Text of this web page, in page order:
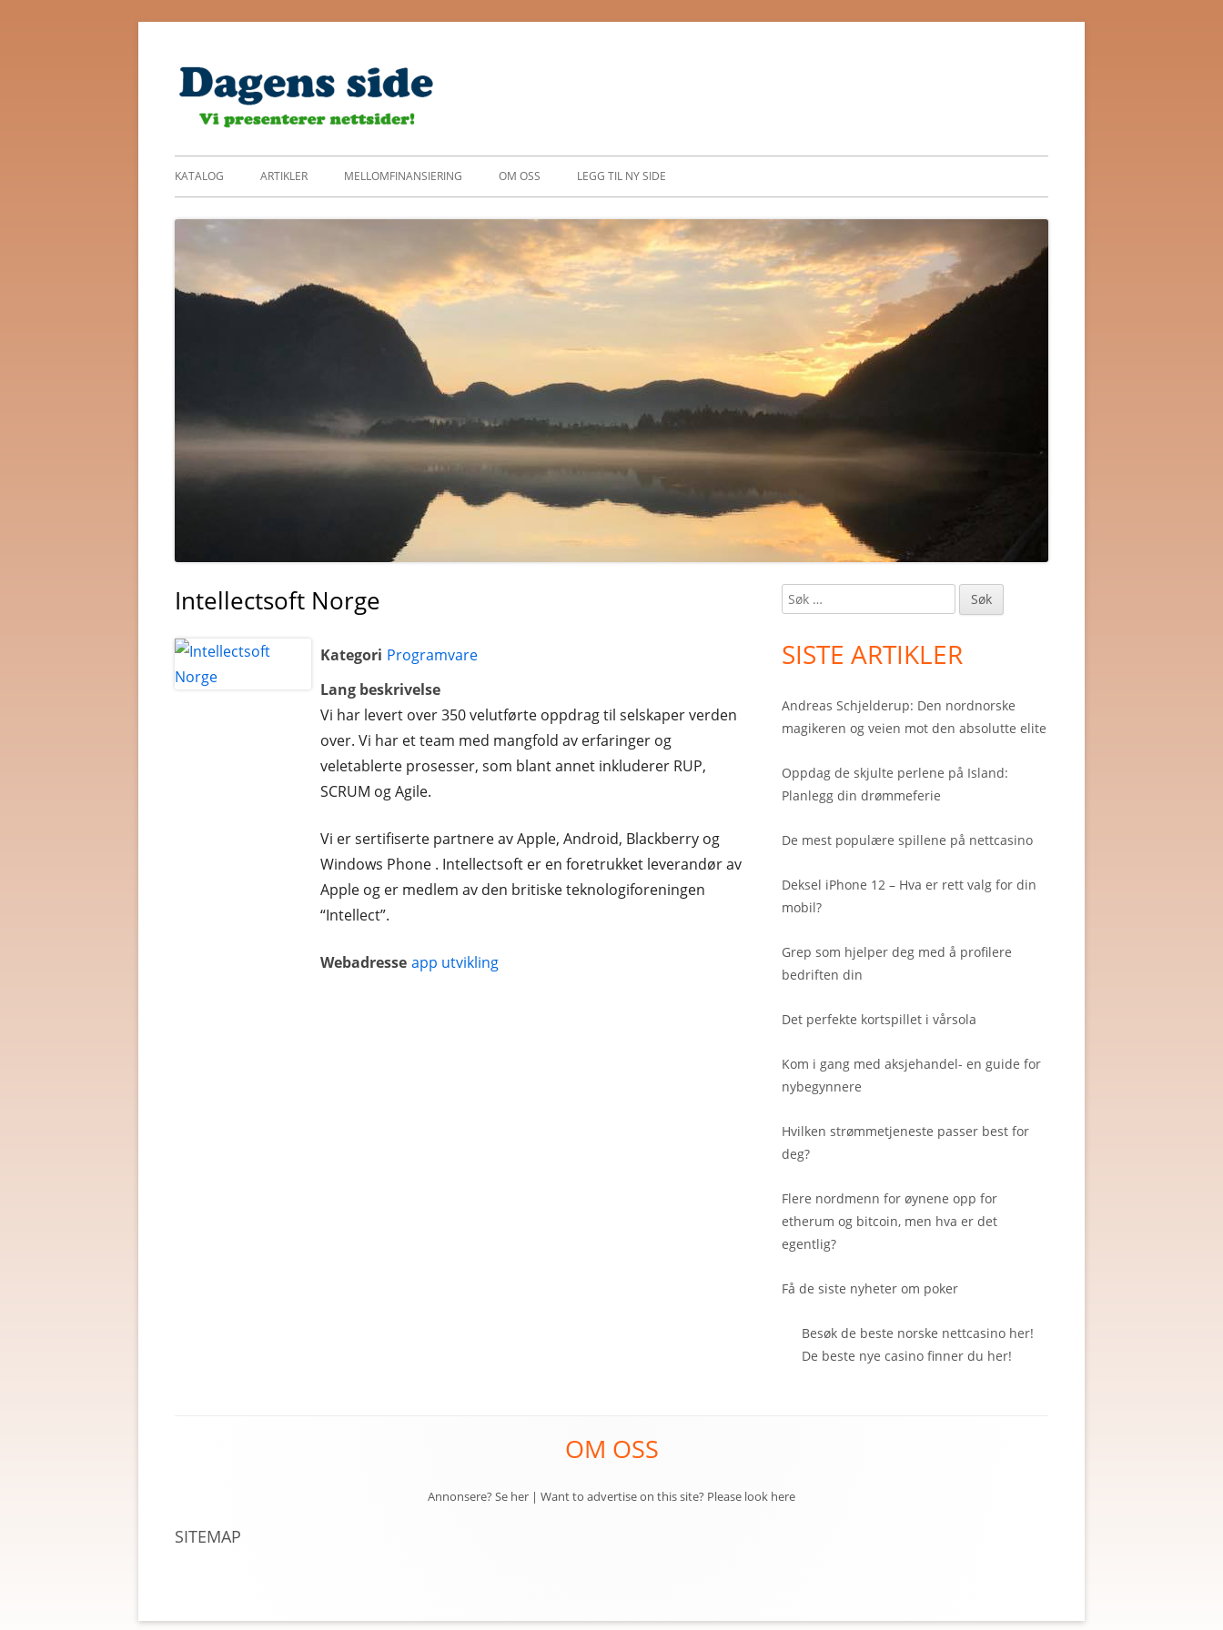
Primary
Menu
KATALOG ARTIKLER MELLOMFINANSIERING OM OSS LEGG TIL NY SIDE
Intellectsoft Norge
Kategori Programvare
Lang beskrivelse
Vi har levert over 350 velutførte oppdrag til selskaper verden
over. Vi har et team med mangfold av erfaringer og
veletablerte prosesser, som blant annet inkluderer RUP,
SCRUM og Agile.
Vi er sertifiserte partnere av Apple, Android, Blackberry og
Windows Phone . Intellectsoft er en foretrukket leverandør av
Apple og er medlem av den britiske teknologiforeningen
“Intellect”.
Webadresse app utvikling
Main
Sidebar
Søk
etter:
SISTE ARTIKLER
Andreas Schjelderup: Den nordnorske
magikeren og veien mot den absolutte elite
Oppdag de skjulte perlene på Island:
Planlegg din drømmeferie
De mest populære spillene på nettcasino
Deksel iPhone 12 – Hva er rett valg for din
mobil?
Grep som hjelper deg med å profilere
bedriften din
Det perfekte kortspillet i vårsola
Kom i gang med aksjehandel- en guide for
nybegynnere
Hvilken strømmetjeneste passer best for
deg?
Flere nordmenn for øynene opp for
etherum og bitcoin, men hva er det
egentlig?
Få de siste nyheter om poker
Besøk de beste norske nettcasino her!
De beste nye casino finner du her!
OM OSS
Annonsere? Se her | Want to advertise on this site? Please look here
SITEMAP